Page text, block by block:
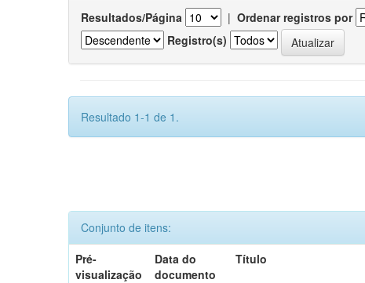
Resultados/Página | Ordenar registros por
Registro(s)
Resultado 1-1 de 1.
Conjunto de itens:
Pré-
visualização
Data do
documento
Título